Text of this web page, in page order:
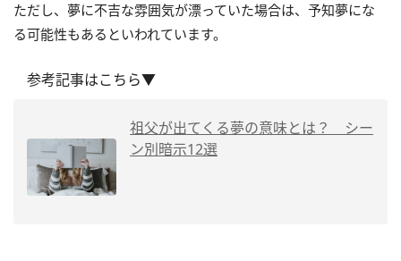
ただし、夢に不吉な雰囲気が漂っていた場合は、予知夢にな
る可能性もあるといわれています。
参考記事はこちら▼
祖父が出てくる夢の意味とは？ シー
ン別暗示12選